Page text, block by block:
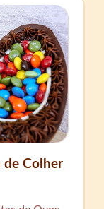
de Colher